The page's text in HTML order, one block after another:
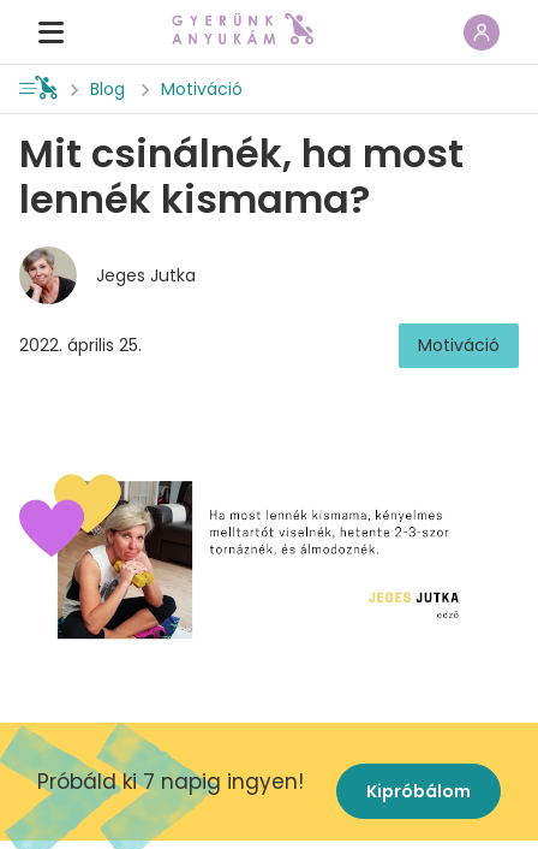
Blog Motiváció
Mit csinálnék, ha most
lennék kismama?
Jeges Jutka
2022. április 25. Motiváció
Próbáld ki 7 napig ingyen! Kipróbálom